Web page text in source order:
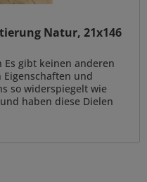
Natur, 21x146
gibt keinen anderen
und
so widerspiegelt wie
haben diese Dielen